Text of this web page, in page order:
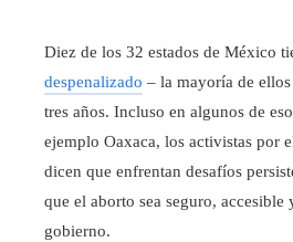
Diez de los 32 estados de México
despenalizado – la mayoría de
tres años. Incluso en algunos de
ejemplo Oaxaca, los activistas por
dicen que enfrentan desafíos
que el aborto sea seguro,
gobierno.